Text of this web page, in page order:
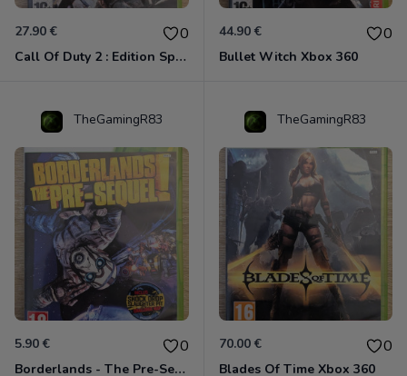
27.90 € 0
Call Of Duty 2 : Edition Spéciale Xbox 360 GOTY
44.90 € 0
Bullet Witch Xbox 360
TheGamingR83
5.90 € 0
Borderlands - The Pre-Sequel ! Xbox 360
TheGamingR83
70.00 € 0
Blades Of Time Xbox 360